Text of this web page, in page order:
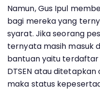
Namun, Gus Ipul
bagi mereka yang
syarat. Jika seorang
ternyata masih masuk
bantuan yaitu terdaftar
DTSEN atau
maka status